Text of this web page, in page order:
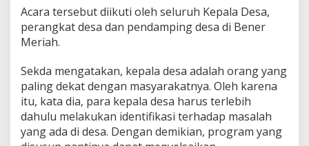
Acara tersebut diikuti oleh seluruh Kepala Desa,
perangkat desa dan pendamping desa di Bener
Meriah.
Sekda mengatakan, kepala desa adalah orang yang
paling dekat dengan masyarakatnya. Oleh karena
itu, kata dia, para kepala desa harus terlebih
dahulu melakukan identifikasi terhadap masalah
yang ada di desa. Dengan demikian, program yang